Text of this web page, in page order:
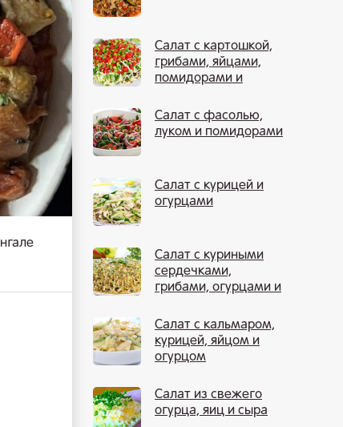
Салат с картошкой,
грибами, яйцами,
помидорами и
Салат с фасолью,
луком и помидорами
Салат с курицей и
огурцами
Салат с куриными
сердечками,
грибами, огурцами и
Салат с кальмаром,
курицей, яйцом и
огурцом
Салат из свежего
огурца, яиц и сыра